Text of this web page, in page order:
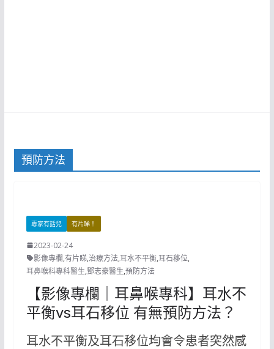
預防方法
專家有話兒 有片睇！
2023-02-24
影像專欄,有片睇,治療方法,耳水不平衡,耳石移位,
耳鼻喉科專科醫生,鄧志豪醫生,預防方法
【影像專欄｜耳鼻喉專科】耳水不
平衡vs耳石移位 有無預防方法？
耳水不平衡及耳石移位均會令患者突然感